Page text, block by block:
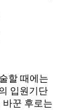
할 때에는
입원기단
바꾼 후로는